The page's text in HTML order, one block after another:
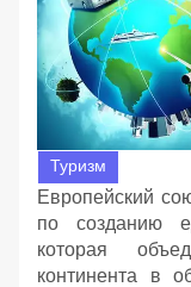
Туризм
Европейский
по созданию
которая
континента в